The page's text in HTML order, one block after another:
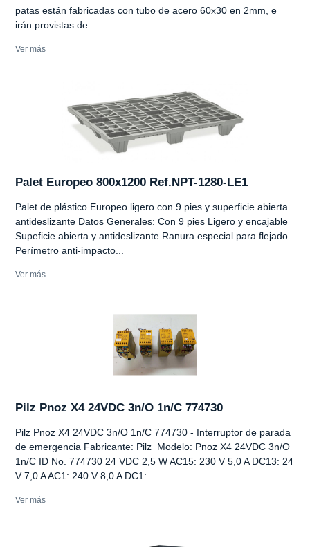
patas están fabricadas con tubo de acero 60x30 en 2mm, e
irán provistas de...
Ver más
Palet Europeo 800x1200 Ref.NPT-1280-LE1
Palet de plástico Europeo ligero con 9 pies y superficie abierta
antideslizante Datos Generales: Con 9 pies Ligero y encajable
Supeficie abierta y antideslizante Ranura especial para flejado
Perímetro anti-impacto...
Ver más
Pilz Pnoz X4 24VDC 3n/O 1n/C 774730
Pilz Pnoz X4 24VDC 3n/O 1n/C 774730 - Interruptor de parada
de emergencia Fabricante: Pilz Modelo: Pnoz X4 24VDC 3n/O
1n/C ID No. 774730 24 VDC 2,5 W AC15: 230 V 5,0 A DC13: 24
V 7,0 A AC1: 240 V 8,0 A DC1:...
Ver más